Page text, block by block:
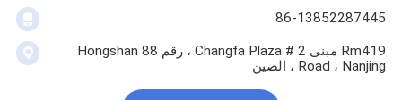
86-13852287445
Rm419 مبنى 2 # Changfa Plaza ، رقم 88 Hongshan
Road ، Nanjing ، الصين